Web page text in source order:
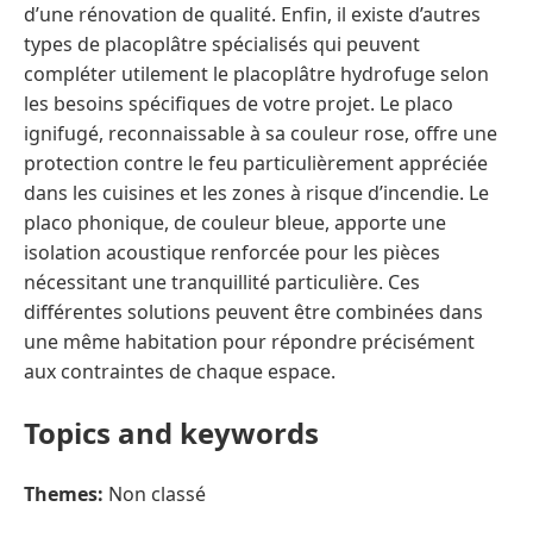
d’une rénovation de qualité. Enfin, il existe d’autres
types de placoplâtre spécialisés qui peuvent
compléter utilement le placoplâtre hydrofuge selon
les besoins spécifiques de votre projet. Le placo
ignifugé, reconnaissable à sa couleur rose, offre une
protection contre le feu particulièrement appréciée
dans les cuisines et les zones à risque d’incendie. Le
placo phonique, de couleur bleue, apporte une
isolation acoustique renforcée pour les pièces
nécessitant une tranquillité particulière. Ces
différentes solutions peuvent être combinées dans
une même habitation pour répondre précisément
aux contraintes de chaque espace.
Topics and keywords
Themes: Non classé